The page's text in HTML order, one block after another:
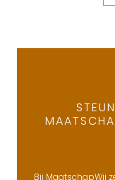
STEUN
Bij MaatschapWij